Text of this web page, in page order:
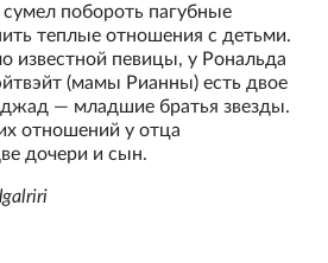
побороть пагубные
теплые отношения с детьми.
известной певицы, у Рональда
(мамы Рианны) есть двое
— младшие братья звезды.
отношений у отца
дочери и сын.